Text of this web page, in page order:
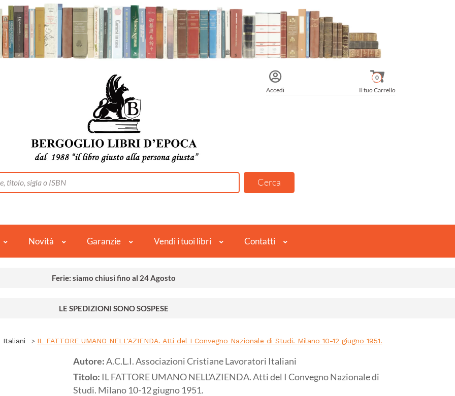
Accedi Il tuo Carrello
0
Novità Garanzie Vendi i tuoi libri Contatti
Ferie: siamo chiusi fino al 24 Agosto
LE SPEDIZIONI SONO SOSPESE
Italiani IL FATTORE UMANO NELL'AZIENDA. Atti del I Convegno Nazionale di Studi. Milano 10-12 giugno 1951.
Autore:A.C.L.I. Associazioni Cristiane Lavoratori Italiani
Titolo: IL FATTORE UMANO NELL'AZIENDA. Atti del I Convegno Nazionale di
Studi. Milano 10-12 giugno 1951.